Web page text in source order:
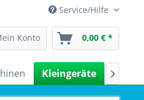
Service/Hilfe
Konto 0,00 € *
Kleingeräte Sale
